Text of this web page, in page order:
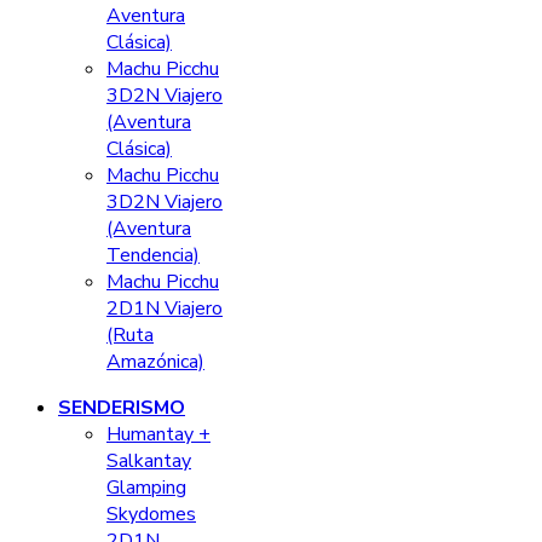
Aventura
Clásica)
Machu Picchu
3D2N Viajero
(Aventura
Clásica)
Machu Picchu
3D2N Viajero
(Aventura
Tendencia)
Machu Picchu
2D1N Viajero
(Ruta
Amazónica)
SENDERISMO
Humantay +
Salkantay
Glamping
Skydomes